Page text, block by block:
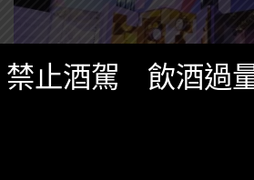
禁止酒駕 飲酒過